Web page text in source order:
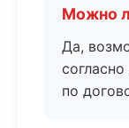
Можно
Да,
по